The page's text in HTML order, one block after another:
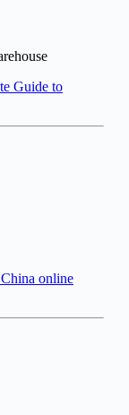
Guide to
online